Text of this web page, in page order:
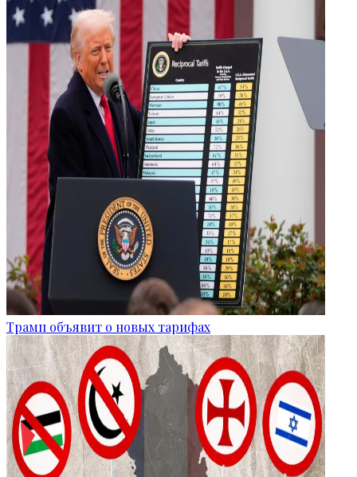
Трамп объявит о новых тарифах